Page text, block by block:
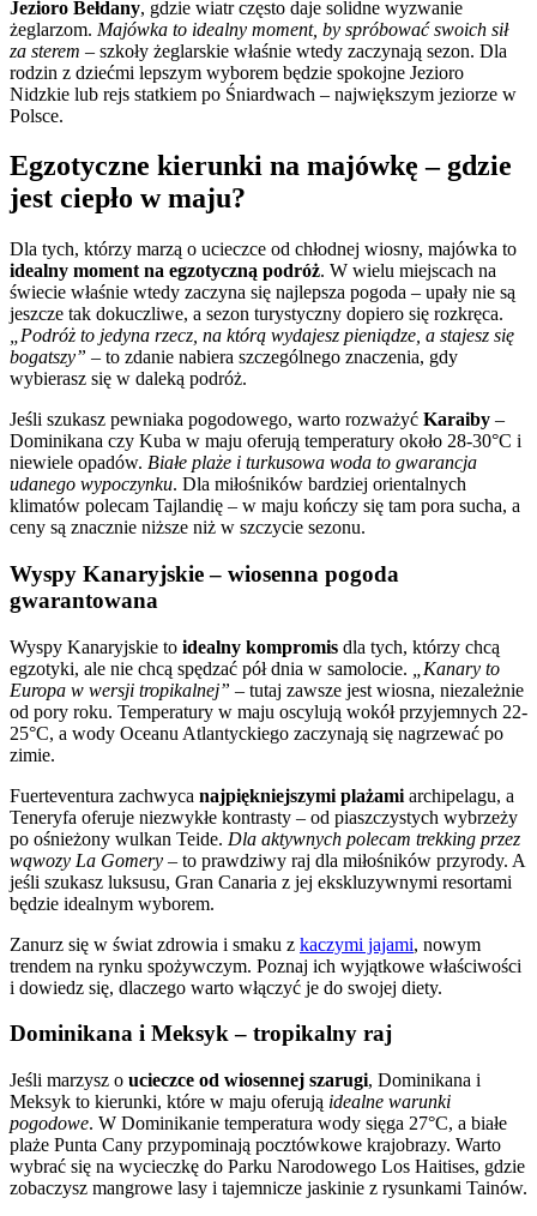
Jezioro Bełdany, gdzie wiatr często daje solidne wyzwanie
żeglarzom. Majówka to idealny moment, by spróbować swoich sił
za sterem – szkoły żeglarskie właśnie wtedy zaczynają sezon. Dla
rodzin z dziećmi lepszym wyborem będzie spokojne Jezioro
Nidzkie lub rejs statkiem po Śniardwach – największym jeziorze w
Polsce.
Egzotyczne kierunki na majówkę – gdzie
jest ciepło w maju?
Dla tych, którzy marzą o ucieczce od chłodnej wiosny, majówka to
idealny moment na egzotyczną podróż. W wielu miejscach na
świecie właśnie wtedy zaczyna się najlepsza pogoda – upały nie są
jeszcze tak dokuczliwe, a sezon turystyczny dopiero się rozkręca.
„Podróż to jedyna rzecz, na którą wydajesz pieniądze, a stajesz się
bogatszy” – to zdanie nabiera szczególnego znaczenia, gdy
wybierasz się w daleką podróż.
Jeśli szukasz pewniaka pogodowego, warto rozważyć Karaiby –
Dominikana czy Kuba w maju oferują temperatury około 28-30°C i
niewiele opadów. Białe plaże i turkusowa woda to gwarancja
udanego wypoczynku. Dla miłośników bardziej orientalnych
klimatów polecam Tajlandię – w maju kończy się tam pora sucha, a
ceny są znacznie niższe niż w szczycie sezonu.
Wyspy Kanaryjskie – wiosenna pogoda
gwarantowana
Wyspy Kanaryjskie to idealny kompromis dla tych, którzy chcą
egzotyki, ale nie chcą spędzać pół dnia w samolocie.
„Kanary to
Europa w wersji tropikalnej” – tutaj zawsze jest wiosna, niezależnie
od pory roku. Temperatury w maju oscylują wokół przyjemnych 22-
25°C, a wody Oceanu Atlantyckiego zaczynają się nagrzewać po
zimie.
Fuerteventura zachwyca najpiękniejszymi plażami archipelagu, a
Teneryfa oferuje niezwykłe kontrasty – od piaszczystych wybrzeży
po ośnieżony wulkan Teide. Dla aktywnych polecam trekking przez
wąwozy La Gomery – to prawdziwy raj dla miłośników przyrody. A
jeśli szukasz luksusu, Gran Canaria z jej ekskluzywnymi resortami
będzie idealnym wyborem.
Zanurz się w świat zdrowia i smaku z kaczymi jajami, nowym
trendem na rynku spożywczym. Poznaj ich wyjątkowe właściwości
i dowiedz się, dlaczego warto włączyć je do swojej diety.
Dominikana i Meksyk – tropikalny raj
Jeśli marzysz o ucieczce od wiosennej szarugi, Dominikana i
Meksyk to kierunki, które w maju oferują idealne warunki
pogodowe. W Dominikanie temperatura wody sięga 27°C, a białe
plaże Punta Cany przypominają pocztówkowe krajobrazy. Warto
wybrać się na wycieczkę do Parku Narodowego Los Haitises, gdzie
zobaczysz mangrowe lasy i tajemnicze jaskinie z rysunkami Tainów.